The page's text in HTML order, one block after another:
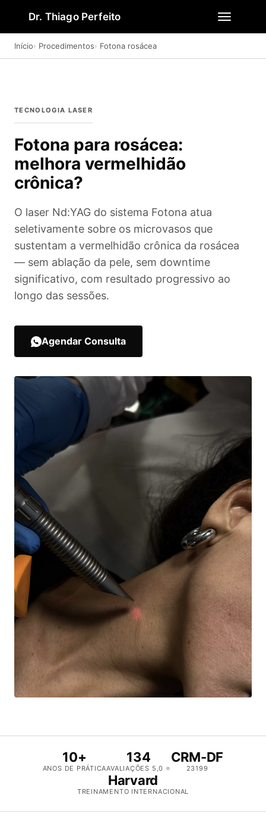
Dr. Thiago Perfeito
Início Procedimentos Fotona rosácea
TECNOLOGIA LASER
Fotona para rosácea:
melhora vermelhidão
crônica?
O laser Nd:YAG do sistema Fotona atua
seletivamente sobre os microvasos que
sustentam a vermelhidão crônica da rosácea
— sem ablação da pele, sem downtime
significativo, com resultado progressivo ao
longo das sessões.
Agendar Consulta
10+
ANOS DE PRÁTICA
134
AVALIAÇÕES 5,0 ⭐
CRM-DF
23199
Harvard
TREINAMENTO INTERNACIONAL